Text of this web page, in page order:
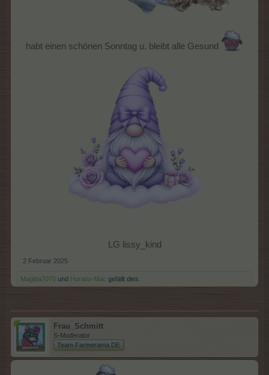
habt einen schönen Sonntag u. bleibt alle Gesund
LG lissy_kind​
2 Februar 2025
Magitta7070 und Horatio-Mac gefällt dies.
Frau_Schmitt
S-Moderator
Team Farmerama DE